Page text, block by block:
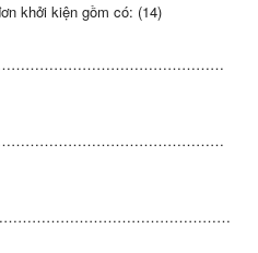
khởi kiện gồm có: (14)